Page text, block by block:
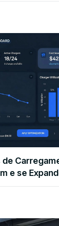
de
e se